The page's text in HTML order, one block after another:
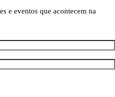
e eventos que acontecem na